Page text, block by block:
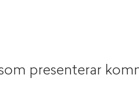
presenterar